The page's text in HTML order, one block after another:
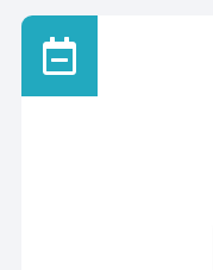
placené expozici
vernisáži dne 3.
Těšíme se na Vás.